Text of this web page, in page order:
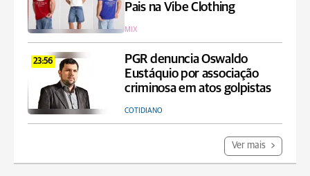
Pais na Vibe Clothing
MIX
23:56
PGR denuncia Oswaldo
Eustáquio por associação
criminosa em atos golpistas
COTIDIANO
Ver mais